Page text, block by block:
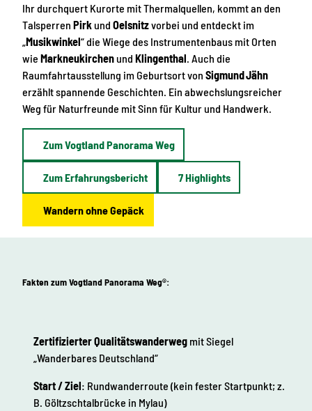
Ihr durchquert Kurorte mit Thermalquellen, kommt an den
Talsperren Pirkund Oelsnitzvorbei und entdeckt im
Musikwinkel“ die Wiege des Instrumentenbaus mit Orten
wie Markneukirchenund Klingenthal . Auch die
Raumfahrtausstellung im Geburtsort von Sigmund Jähn
erzählt spannende Geschichten. Ein abwechslungsreicher
Weg für Naturfreunde mit Sinn für Kultur und Handwerk.
Zum Vogtland Panorama Weg
Zum Erfahrungsbericht 7 Highlights
Wandern ohne Gepäck
Fakten zum Vogtland Panorama Weg®:
Zertifizierter Qualitätswanderweg mit Siegel
„Wanderbares Deutschland“
Start / Ziel: Rundwanderroute (kein fester Startpunkt; z.
B. Göltzschtalbrücke in Mylau)